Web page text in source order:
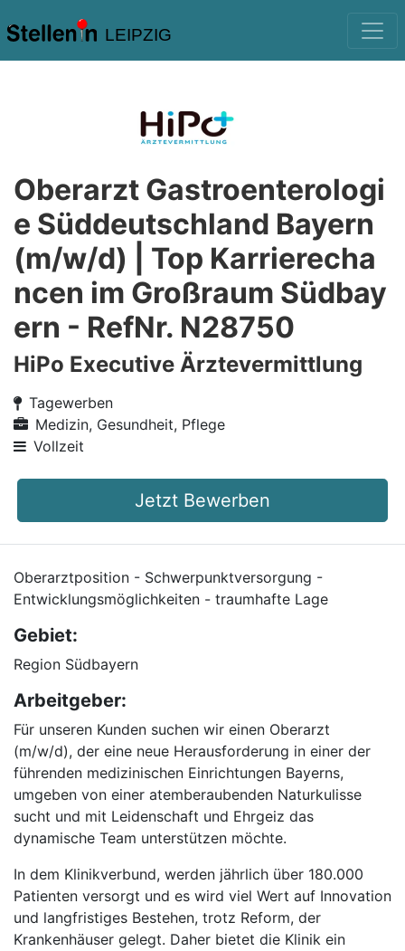
LEIPZIG
Oberarzt Gastroenterologi
e Süddeutschland Bayern
(m/w/d) | Top Karrierecha
ncen im Großraum Südbay
ern - RefNr. N28750
HiPo Executive Ärztevermittlung
Tagewerben
Medizin, Gesundheit, Pflege
Vollzeit
Jetzt Bewerben
Oberarztposition - Schwerpunktversorgung -
Entwicklungsmöglichkeiten - traumhafte Lage
Gebiet:
Region Südbayern
Arbeitgeber:
Für unseren Kunden suchen wir einen Oberarzt
(m/w/d), der eine neue Herausforderung in einer der
führenden medizinischen Einrichtungen Bayerns,
umgeben von einer atemberaubenden Naturkulisse
sucht und mit Leidenschaft und Ehrgeiz das
dynamische Team unterstützen möchte.
In dem Klinikverbund, werden jährlich über 180.000
Patienten versorgt und es wird viel Wert auf Innovation
und langfristiges Bestehen, trotz Reform, der
Krankenhäuser gelegt. Daher bietet die Klinik ein